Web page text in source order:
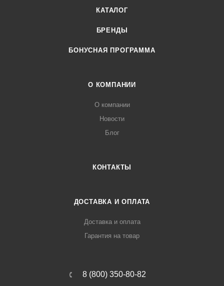
КАТАЛОГ
БРЕНДЫ
БОНУСНАЯ ПРОГРАММА
О КОМПАНИИ
О компании
Новости
Блог
КОНТАКТЫ
ДОСТАВКА И ОПЛАТА
Доставка и оплата
Гарантия на товар
8 (800) 350-80-82